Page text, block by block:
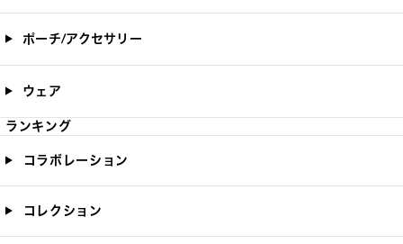
ポーチ/アクセサリー
ウェア
ランキング
コラボレーション
コレクション